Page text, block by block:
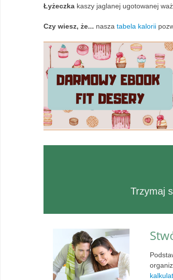
Łyżeczka kaszy jaglanej ugotowanej
Czy wiesz, że... nasza tabela kalorii
Trzymaj